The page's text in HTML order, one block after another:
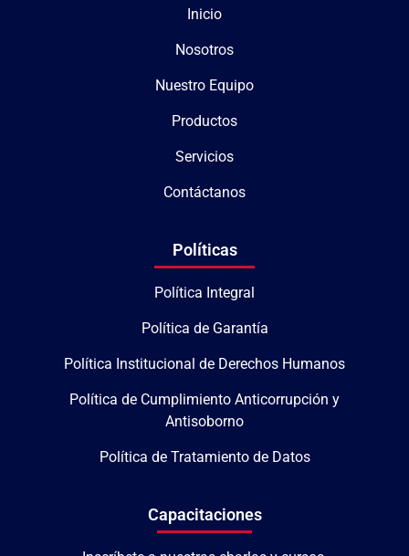
Inicio
Nosotros
Nuestro Equipo
Productos
Servicios
Contáctanos
Políticas
Política Integral
Política de Garantía
Política Institucional de Derechos Humanos
Política de Cumplimiento Anticorrupción y
Antisoborno
Política de Tratamiento de Datos
Capacitaciones